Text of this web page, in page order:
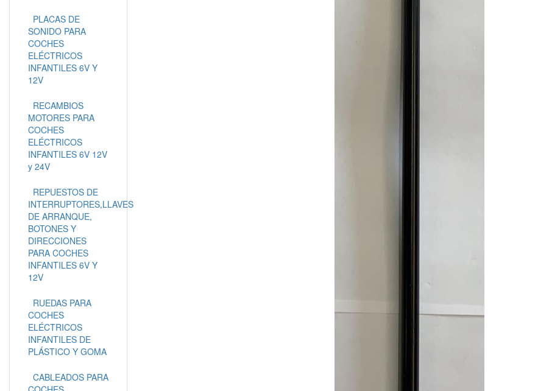
PLACAS DE
SONIDO PARA
COCHES
ELÉCTRICOS
INFANTILES 6V Y
12V
RECAMBIOS
MOTORES PARA
COCHES
ELÉCTRICOS
INFANTILES 6V 12V
y 24V
REPUESTOS DE
INTERRUPTORES,LLAVES
DE ARRANQUE,
BOTONES Y
DIRECCIONES
PARA COCHES
INFANTILES 6V Y
12V
RUEDAS PARA
COCHES
ELÉCTRICOS
INFANTILES DE
PLÁSTICO Y GOMA
CABLEADOS PARA